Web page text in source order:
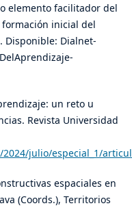
elemento facilitador del
inicial del
Disponible: Dialnet-
un reto u
Revista Universidad
julio/especial_1/
espaciales en
(Coords.), Territorios